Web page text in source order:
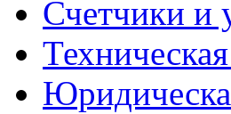
Счетчики и